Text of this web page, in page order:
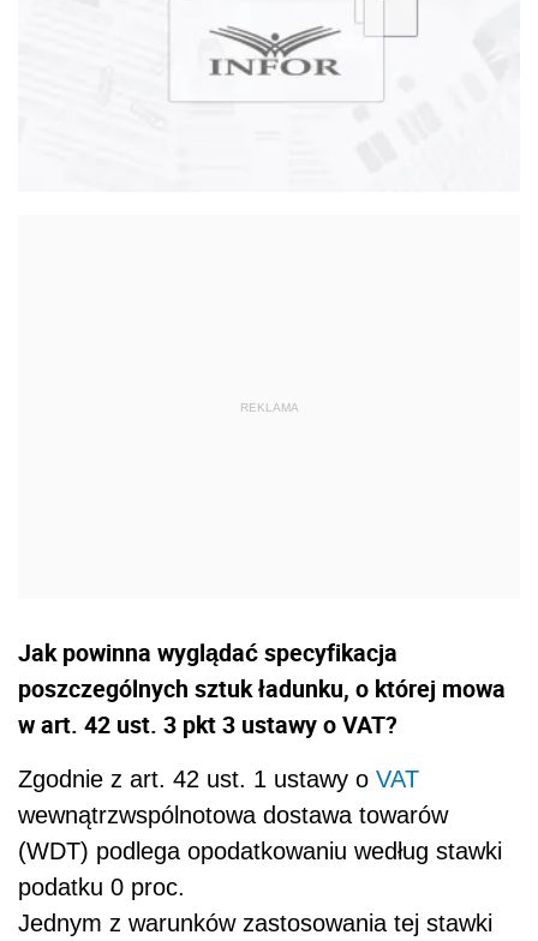
Jak powinna wyglądać specyfikacja
poszczególnych sztuk ładunku, o której mowa
w art. 42 ust. 3 pkt 3 ustawy o VAT?
Zgodnie z art. 42 ust. 1 ustawy o VAT
wewnątrzwspólnotowa dostawa towarów
(WDT) podlega opodatkowaniu według stawki
podatku 0 proc.
Jednym z warunków zastosowania tej stawki